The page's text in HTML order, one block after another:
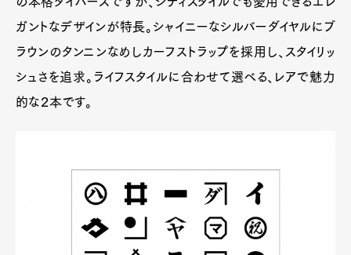
ガントなデザインが特長。シャイニーなシルバーダイヤルにブ
ラウンのタンニンなめしカーフストラップを採用し、スタイリッ
シュさを追求。ライフスタイルに合わせて選べる、レアで魅力
的な２本です。